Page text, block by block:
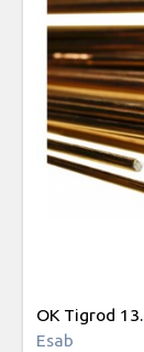
OK Tigrod
Esab